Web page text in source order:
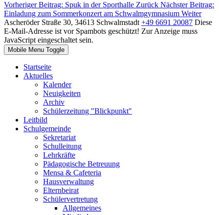
Vorheriger Beitrag: Spuk in der Sporthalle Zurück Nächster Beitrag:
Einladung zum Sommerkonzert am Schwalmgymnasium Weiter
Ascheröder Straße 30, 34613 Schwalmstadt +49 6691 20087 Diese
E-Mail-Adresse ist vor Spambots geschützt! Zur Anzeige muss
JavaScript eingeschaltet sein.
Mobile Menu Toggle
Startseite
Aktuelles
Kalender
Neuigkeiten
Archiv
Schülerzeitung "Blickpunkt"
Leitbild
Schulgemeinde
Sekretariat
Schulleitung
Lehrkräfte
Pädagogische Betreuung
Mensa & Cafeteria
Hausverwaltung
Elternbeirat
Schülervertretung
Allgemeines